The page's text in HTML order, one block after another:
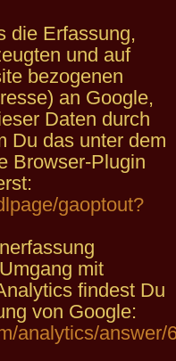
die Erfassung,
und auf
bezogenen
an Google,
Daten durch
Du das unter dem
Browser-Plugin
gaoptout?
mit
findest Du
von Google:
analytics/answer/